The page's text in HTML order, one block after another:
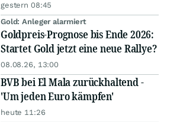
gestern 08:45
Gold: Anleger alarmiert
Goldpreis-Prognose bis Ende 2026:
Startet Gold jetzt eine neue Rallye?
08.08.26, 13:00
BVB bei El Mala zurückhaltend -
'Um jeden Euro kämpfen'
heute 11:26